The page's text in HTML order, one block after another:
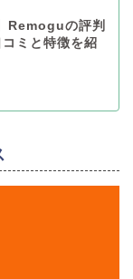
Remoguの評判
ミと特徴を紹